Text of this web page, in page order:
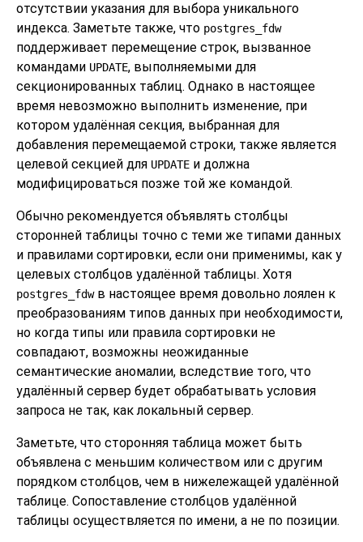
отсутствии указания для выбора уникального
индекса. Заметьте также, что postgres_fdw
поддерживает перемещение строк, вызванное
командами UPDATE, выполняемыми для
секционированных таблиц. Однако в настоящее
время невозможно выполнить изменение, при
котором удалённая секция, выбранная для
добавления перемещаемой строки, также является
целевой секцией для UPDATE и должна
модифицироваться позже той же командой.
Обычно рекомендуется объявлять столбцы
сторонней таблицы точно с теми же типами данных
и правилами сортировки, если они применимы, как у
целевых столбцов удалённой таблицы. Хотя
postgres_fdwв настоящее время довольно лоялен к
преобразованиям типов данных при необходимости,
но когда типы или правила сортировки не
совпадают, возможны неожиданные
семантические аномалии, вследствие того, что
удалённый сервер будет обрабатывать условия
запроса не так, как локальный сервер.
Заметьте, что сторонняя таблица может быть
объявлена с меньшим количеством или с другим
порядком столбцов, чем в нижележащей удалённой
таблице. Сопоставление столбцов удалённой
таблицы осуществляется по имени, а не по позиции.